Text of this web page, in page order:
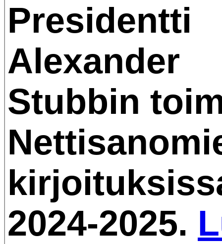
Presidentti
Alexander
Stubbin
2024-2025.